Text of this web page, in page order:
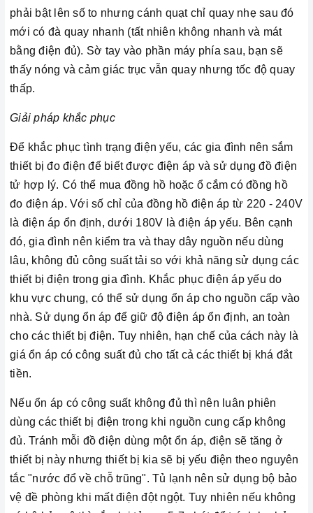
phải bật lên số to nhưng cánh quạt chỉ quay nhẹ sau đó
mới có đà quay nhanh (tất nhiên không nhanh và mát
bằng điện đủ). Sờ tay vào phần máy phía sau, bạn sẽ
thấy nóng và cảm giác trục vẫn quay nhưng tốc độ quay
thấp.
Giải pháp khắc phục
Để khắc phục tình trạng điện yếu, các gia đình nên sắm
thiết bị đo điện để biết được điện áp và sử dụng đồ điện
tử hợp lý. Có thể mua đồng hồ hoặc ổ cắm có đồng hồ
đo điện áp. Với số chỉ của đồng hồ điện áp từ 220 - 240V
là điện áp ổn định, dưới 180V là điện áp yếu. Bên cạnh
đó, gia đình nên kiểm tra và thay dây nguồn nếu dùng
lâu, không đủ công suất tải so với khả năng sử dụng các
thiết bị điện trong gia đình. Khắc phục điện áp yếu do
khu vực chung, có thể sử dụng ổn áp cho nguồn cấp vào
nhà. Sử dụng ổn áp để giữ độ điện áp ổn định, an toàn
cho các thiết bị điện. Tuy nhiên, hạn chế của cách này là
giá ổn áp có công suất đủ cho tất cả các thiết bị khá đắt
tiền.
Nếu ổn áp có công suất không đủ thì nên luân phiên
dùng các thiết bị điện trong khi nguồn cung cấp không
đủ. Tránh mỗi đồ điện dùng một ổn áp, điện sẽ tăng ở
thiết bị này nhưng thiết bị kia sẽ bị yếu điện theo nguyên
tắc "nước đổ về chỗ trũng". Tủ lạnh nên sử dụng bộ bảo
vệ đề phòng khi mất điện đột ngột. Tuy nhiên nếu không